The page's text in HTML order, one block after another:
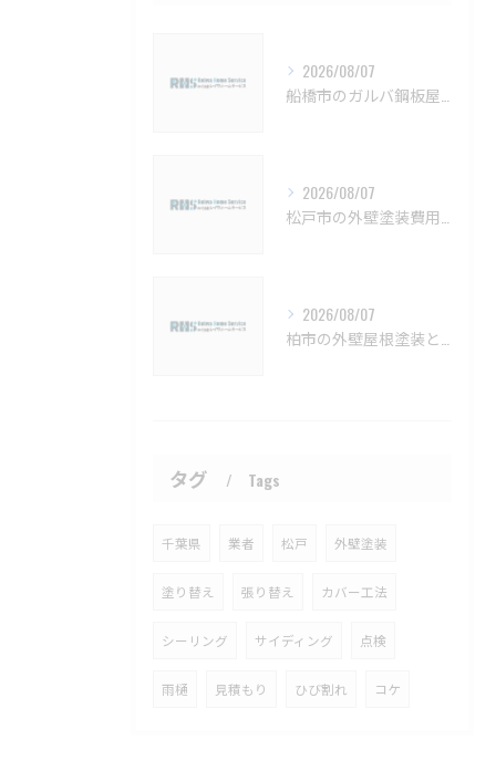
2026/08/07
2026/08/07
2026/08/07
タグ Tags
千葉県 業者 松戸 外壁塗装
塗り替え 張り替え カバー工法
シーリング サイディング 点検
雨樋 見積もり ひび割れ コケ